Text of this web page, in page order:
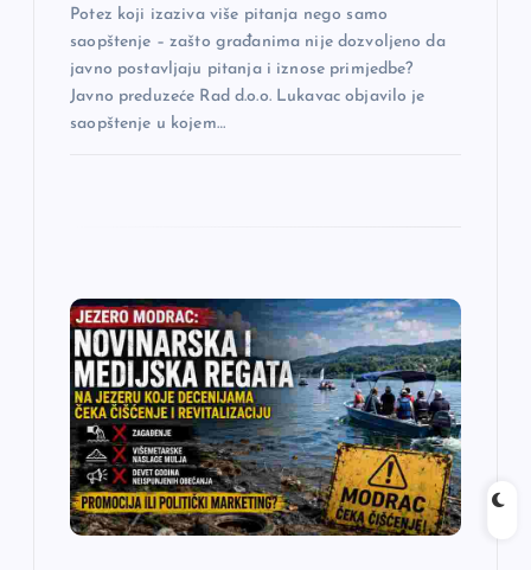
Potez koji izaziva više pitanja nego samo
saopštenje – zašto građanima nije dozvoljeno da
javno postavljaju pitanja i iznose primjedbe?
Javno preduzeće Rad d.o.o. Lukavac objavilo je
saopštenje u kojem…